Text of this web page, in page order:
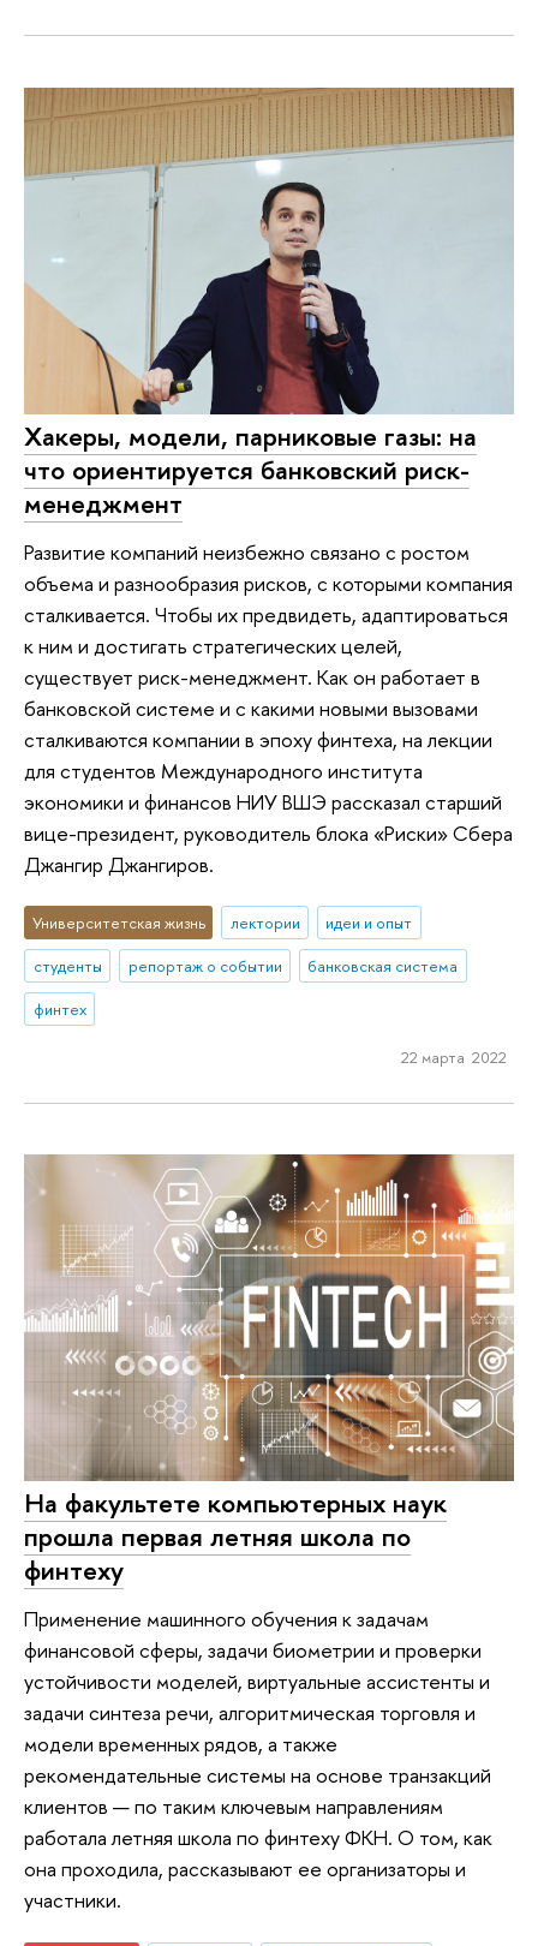
Хакеры, модели, парниковые газы: на
что ориентируется банковский риск-
менеджмент
Развитие компаний неизбежно связано с ростом
объема и разнообразия рисков, с которыми компания
сталкивается. Чтобы их предвидеть, адаптироваться
к ним и достигать стратегических целей,
существует риск-менеджмент. Как он работает в
банковской системе и с какими новыми вызовами
сталкиваются компании в эпоху финтеха, на лекции
для студентов Международного института
экономики и финансов НИУ ВШЭ рассказал старший
вице-президент, руководитель блока «Риски» Сбера
Джангир Джангиров.
Университетская жизнь лектории
идеи и опыт
студенты
репортаж о событии
банковская система
финтех
22 марта 2022
На факультете компьютерных наук
прошла первая летняя школа по
финтеху
Применение машинного обучения к задачам
финансовой сферы, задачи биометрии и проверки
устойчивости моделей, виртуальные ассистенты и
задачи синтеза речи, алгоритмическая торговля и
модели временных рядов, а также
рекомендательные системы на основе транзакций
клиентов — по таким ключевым направлениям
работала летняя школа по финтеху ФКН. О том, как
она проходила, рассказывают ее организаторы и
участники.